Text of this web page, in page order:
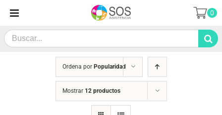
contenido
Search
for:
0
Ordena por Popularidad
Mostrar 12 productos